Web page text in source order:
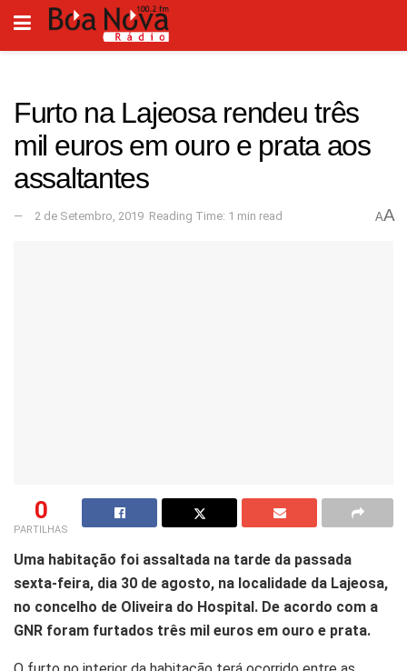
Furto na Lajeosa rendeu três
mil euros em ouro e prata aos
assaltantes
2 de Setembro, 2019 Reading Time: 1 min read AA
0
PARTILHAS
Uma habitação foi assaltada na tarde da passada
sexta-feira, dia 30 de agosto, na localidade da Lajeosa,
no concelho de Oliveira do Hospital. De acordo com a
GNR foram furtados três mil euros em ouro e prata.